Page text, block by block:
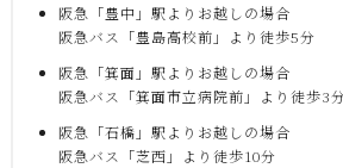
阪急「豊中」駅よりお越しの場合
阪急バス「豊島高校前」より徒歩5分
阪急「箕面」駅よりお越しの場合
阪急バス「箕面市立病院前」より徒歩3
阪急「石橋」駅よりお越しの場合
阪急バス「芝西」より徒歩10分